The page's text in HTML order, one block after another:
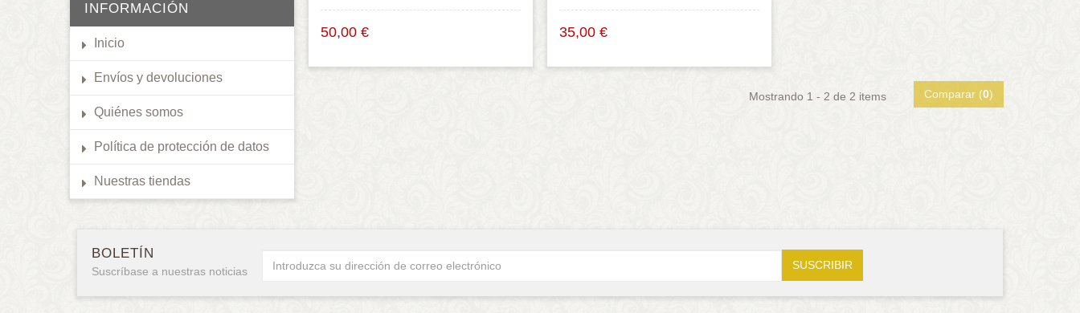
INFORMACIÓN
Inicio
Envíos y devoluciones
Quiénes somos
Política de protección de datos
Nuestras tiendas
50,00 € 35,00 €
Mostrando 1 - 2 de 2 items Comparar (0)
BOLETÍN
Suscríbase a nuestras noticias